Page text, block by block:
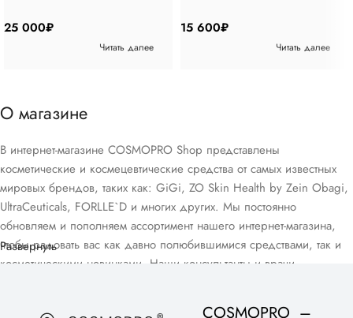
25 000₽
Читать далее
15 600₽
Читать далее
О магазине
В интернет-магазине COSMOPRO Shop представлены
косметические и космецевтические средства от самых известных
мировых брендов, таких как: GiGi, ZO Skin Health by Zein Obagi,
UltraCeuticals, FORLLE`D и многих других. Мы постоянно
обновляем и пополняем ассортимент нашего интернет-магазина,
чтобы радовать вас как давно полюбившимися средствами, так и
косметическими новинками. Наши консультанты и врачи-
Развернуть
COSMOPRO –